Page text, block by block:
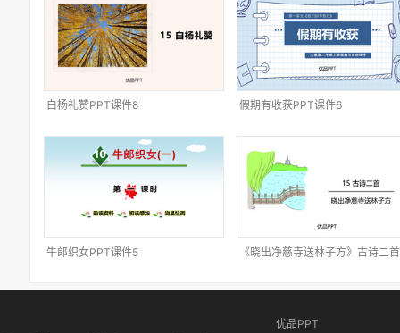
白杨礼赞PPT课件8 假期有收获PPT课件6
牛郎织女PPT课件5
《晓出净慈寺送林子方》古诗二首
优品PPT